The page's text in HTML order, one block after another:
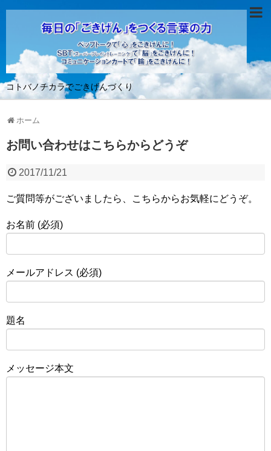
コトバノチカラでごきげんづくり
ホーム
お問い合わせはこちらからどうぞ
2017/11/21
ご質問等がございましたら、こちらからお気軽にどうぞ。
お名前 (必須)
メールアドレス (必須)
題名
メッセージ本文